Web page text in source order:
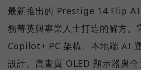
最新推出的 Prestige 14 Flip
務菁英與專業人士打造的解方。
Copilot+ PC 架構、本地端 AI
設計、高畫質 OLED 顯示器與